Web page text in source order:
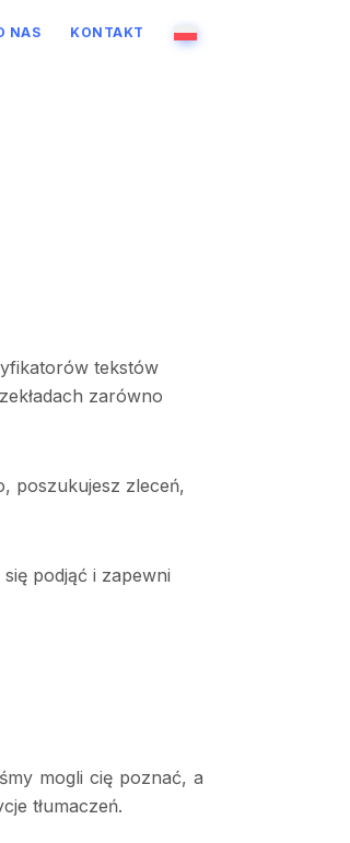
NAS KONTAKT
tekstów
zarówno
poszukujesz zleceń,
podjąć i zapewni
mogli cię poznać, a
tłumaczeń.